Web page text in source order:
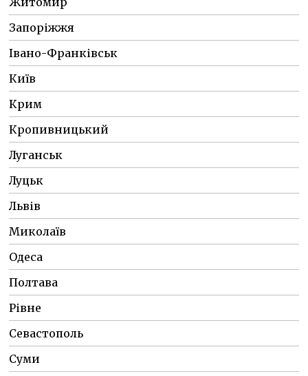
Запоріжжя
Івано-Франківськ
Київ
Крим
Кропивницький
Луганськ
Луцьк
Львів
Миколаїв
Одеса
Полтава
Рівне
Севастополь
Суми